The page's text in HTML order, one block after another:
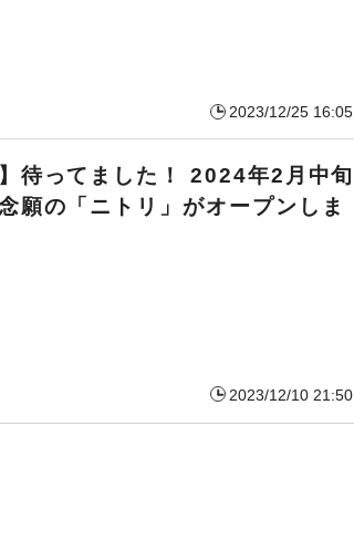
2023/12/25 16:05
】待ってました！ 2024年2月中旬
願の「ニトリ」がオープンしま
2023/12/10 21:50